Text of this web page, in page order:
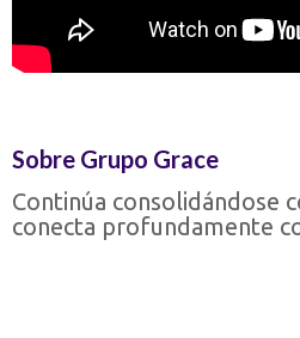
Sobre Grupo Grace
Continúa consolidándose
conecta profundamente